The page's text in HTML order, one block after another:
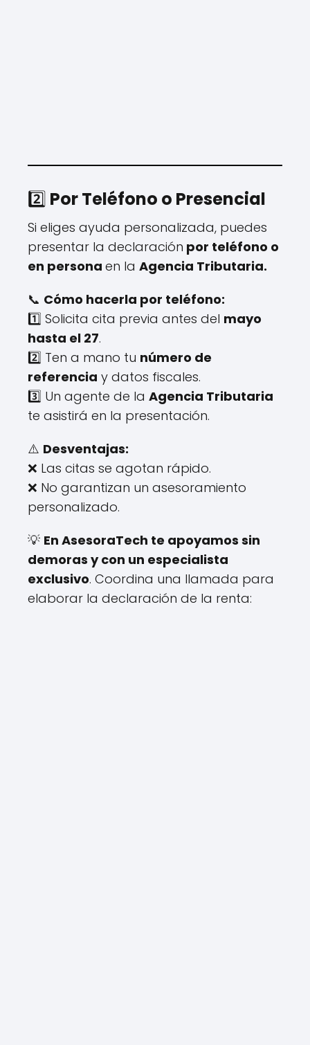
2️⃣ Por Teléfono o Presencial
Si eliges ayuda personalizada, puedes
presentar la declaración por teléfono o
en persona en la Agencia Tributaria.
📞 Cómo hacerla por teléfono:
1️⃣ Solicita cita previa antes del mayo
hasta el 27.
2️⃣ Ten a mano tu número de
referencia y datos fiscales.
3️⃣ Un agente de la Agencia Tributaria
te asistirá en la presentación.
⚠️ Desventajas:
❌ Las citas se agotan rápido.
❌ No garantizan un asesoramiento
personalizado.
💡 En AsesoraTech te apoyamos sin
demoras y con un especialista
exclusivo. Coordina una llamada para
elaborar la declaración de la renta: